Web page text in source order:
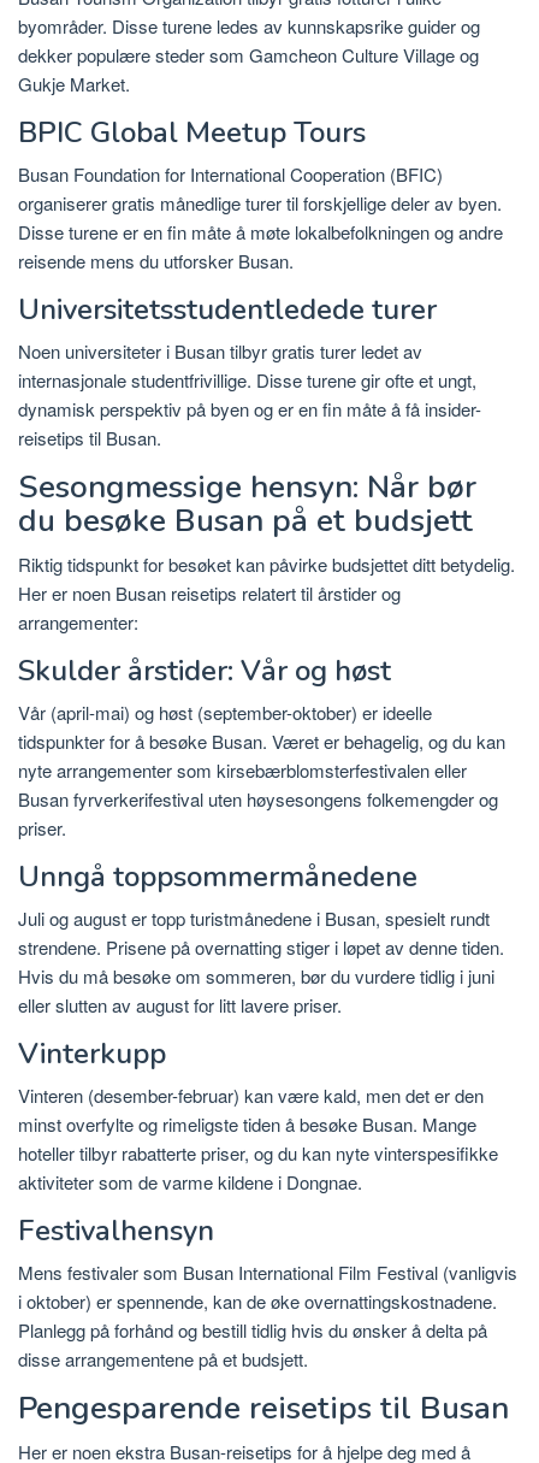
byområder. Disse turene ledes av kunnskapsrike guider og
dekker populære steder som Gamcheon Culture Village og
Gukje Market.
BPIC Global Meetup Tours
Busan Foundation for International Cooperation (BFIC)
organiserer gratis månedlige turer til forskjellige deler av byen.
Disse turene er en fin måte å møte lokalbefolkningen og andre
reisende mens du utforsker Busan.
Universitetsstudentledede turer
Noen universiteter i Busan tilbyr gratis turer ledet av
internasjonale studentfrivillige. Disse turene gir ofte et ungt,
dynamisk perspektiv på byen og er en fin måte å få insider-
reisetips til Busan.
Sesongmessige hensyn: Når bør
du besøke Busan på et budsjett
Riktig tidspunkt for besøket kan påvirke budsjettet ditt betydelig.
Her er noen Busan reisetips relatert til årstider og
arrangementer:
Skulder årstider: Vår og høst
Vår (april-mai) og høst (september-oktober) er ideelle
tidspunkter for å besøke Busan. Været er behagelig, og du kan
nyte arrangementer som kirsebærblomsterfestivalen eller
Busan fyrverkerifestival uten høysesongens folkemengder og
priser.
Unngå toppsommermånedene
Juli og august er topp turistmånedene i Busan, spesielt rundt
strendene. Prisene på overnatting stiger i løpet av denne tiden.
Hvis du må besøke om sommeren, bør du vurdere tidlig i juni
eller slutten av august for litt lavere priser.
Vinterkupp
Vinteren (desember-februar) kan være kald, men det er den
minst overfylte og rimeligste tiden å besøke Busan. Mange
hoteller tilbyr rabatterte priser, og du kan nyte vinterspesifikke
aktiviteter som de varme kildene i Dongnae.
Festivalhensyn
Mens festivaler som Busan International Film Festival (vanligvis
i oktober) er spennende, kan de øke overnattingskostnadene.
Planlegg på forhånd og bestill tidlig hvis du ønsker å delta på
disse arrangementene på et budsjett.
Pengesparende reisetips til Busan
Her er noen ekstra Busan-reisetips for å hjelpe deg med å